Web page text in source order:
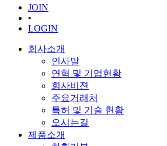
JOIN
•
LOGIN
회사소개
인사말
연혁 및 기업현황
회사비젼
주요거래처
특허 및 기술 현황
오시는길
제품소개